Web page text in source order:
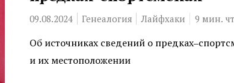
09.08.2024 Генеалогия Лайфхаки 9 мин.
Об источниках сведений о
и их местоположении